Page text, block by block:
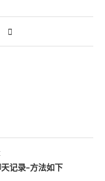
记录–方法如下